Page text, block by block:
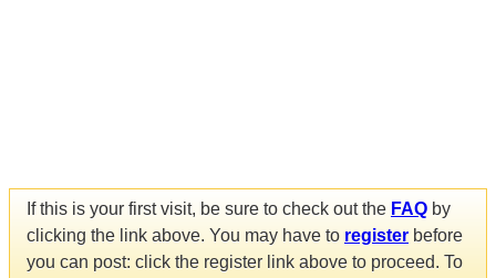
If this is your first visit, be sure to check out the FAQ by
clicking the link above. You may have to register before
you can post: click the register link above to proceed. To